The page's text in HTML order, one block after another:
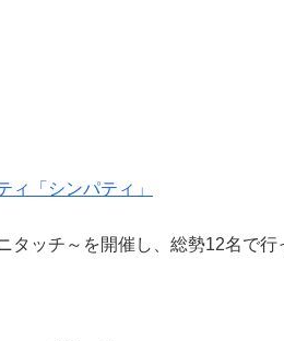
ィ「シンパティ」
タッチ～を開催し、総勢12名で行